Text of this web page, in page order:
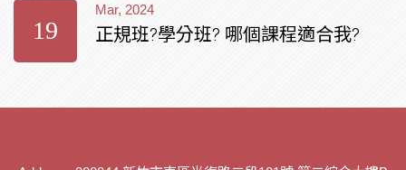
19
Mar, 2024
正規班?學分班? 哪個課程適合我?